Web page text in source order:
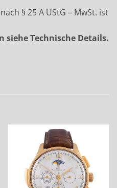
§ 25 A UStG – MwSt. ist
Technische Details.